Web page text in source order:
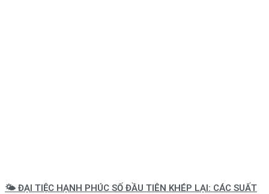
🌤️ ĐẠI TIỆC HẠNH PHÚC SỐ ĐẦU TIÊN KHÉP LẠI: CÁC SUẤT